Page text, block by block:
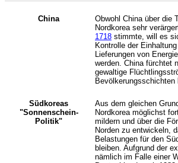
China
Obwohl China über die
Nordkorea sehr
1718 stimmte, will es
Kontrolle der
Lieferungen von
werden. China fürchtet
gewaltige
Bevölkerungsschichten
Südkoreas
"Sonnenschein-
Politik"
Aus dem gleichen
Nordkorea möglichst
mildern und über die
Norden zu entwickeln,
Belastungen für den
bleiben. Aufgrund der
nämlich im Falle einer